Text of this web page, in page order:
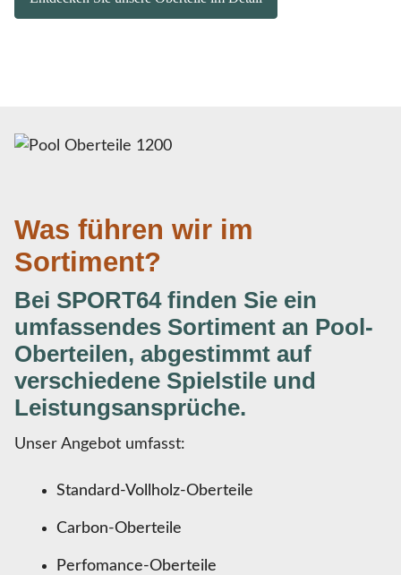
Was führen wir im
Sortiment?
Bei SPORT64 finden Sie ein
umfassendes Sortiment an Pool-
Oberteilen, abgestimmt auf
verschiedene Spielstile und
Leistungsansprüche.
Unser Angebot umfasst:
Standard-Vollholz-Oberteile
Carbon-Oberteile
Perfomance-Oberteile